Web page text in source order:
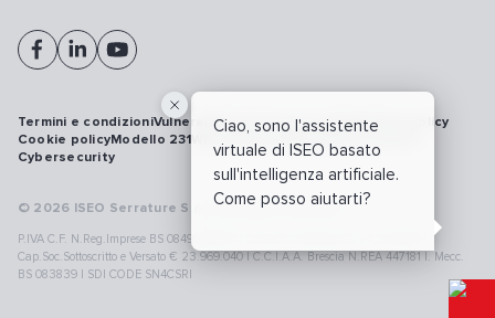
Ciao, sono l'assistente
virtuale di ISEO basato
sull'intelligenza artificiale.
Come posso aiutarti?
© 2026 ISEO Serrature S.p.A. All right reserved
P.IVA C.F. N.Reg.Imprese BS 08499190018 | Cap.Soc.Deliberato € 24.340.965 |
Cap.Soc.Sottoscritto e Versato € 23.969.040 | C.C.I.A.A. Brescia N.REA 447181 |. Mecc.
BS 083839 | SDI CODE SN4CSRI
Termini e condizioniVulnerability disclosure policyPrivacy policy
Cookie policyModello 231WhistleblowingRichiamo prodotti
Cybersecurity